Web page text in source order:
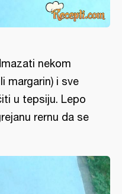
nekom
margarin) i sve
u tepsiju. Lepo
rernu da se